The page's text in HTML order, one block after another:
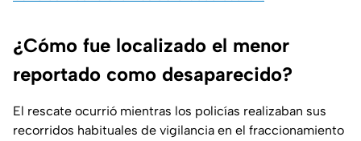
¿Cómo fue localizado el menor
reportado como desaparecido?
El rescate ocurrió mientras los policías realizaban sus
recorridos habituales de vigilancia en el fraccionamiento